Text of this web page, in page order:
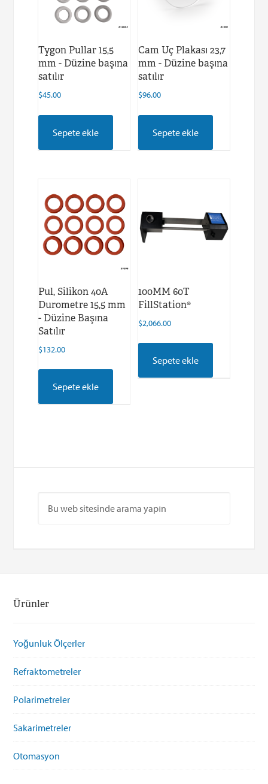
Tygon Pullar 15,5
mm - Düzine başına
satılır
$45.00
Sepete ekle
Cam Uç Plakası 23,7
mm - Düzine başına
satılır
$96.00
Sepete ekle
Pul, Silikon 40A
Durometre 15,5 mm
- Düzine Başına
Satılır
$132.00
Sepete ekle
100MM 60T
FillStation®
$2,066.00
Sepete ekle
Ürünler
Yoğunluk Ölçerler
Refraktometreler
Polarimetreler
Sakarimetreler
Otomasyon